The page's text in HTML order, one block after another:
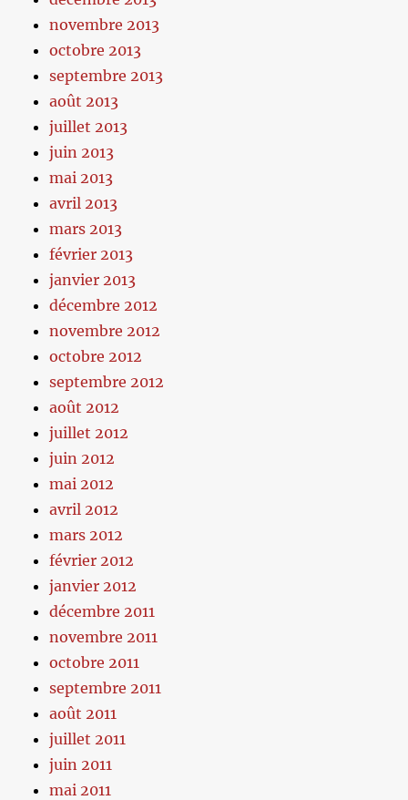
novembre 2013
octobre 2013
septembre 2013
août 2013
juillet 2013
juin 2013
mai 2013
avril 2013
mars 2013
février 2013
janvier 2013
décembre 2012
novembre 2012
octobre 2012
septembre 2012
août 2012
juillet 2012
juin 2012
mai 2012
avril 2012
mars 2012
février 2012
janvier 2012
décembre 2011
novembre 2011
octobre 2011
septembre 2011
août 2011
juillet 2011
juin 2011
mai 2011